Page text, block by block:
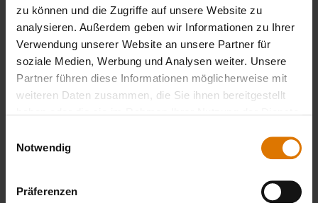
zu können und die Zugriffe auf unsere Website zu
analysieren. Außerdem geben wir Informationen zu Ihrer
Verwendung unserer Website an unsere Partner für
soziale Medien, Werbung und Analysen weiter. Unsere
Partner führen diese Informationen möglicherweise mit
weiteren Daten zusammen, die Sie ihnen bereitgestellt
Notwendig
Präferenzen
Sei perfekt vorbereitet
Empfohlenes Zubehör